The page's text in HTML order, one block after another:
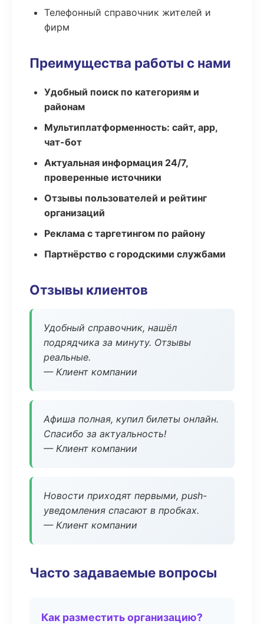
Телефонный справочник жителей и
фирм
Преимущества работы с нами
Удобный поиск по категориям и
районам
Мультиплатформенность: сайт, app,
чат-бот
Актуальная информация 24/7,
проверенные источники
Отзывы пользователей и рейтинг
организаций
Реклама с таргетингом по району
Партнёрство с городскими службами
Отзывы клиентов
Удобный справочник, нашёл
подрядчика за минуту. Отзывы
реальные.
— Клиент компании
Афиша полная, купил билеты онлайн.
Спасибо за актуальность!
— Клиент компании
Новости приходят первыми, push-
уведомления спасают в пробках.
— Клиент компании
Часто задаваемые вопросы
Как разместить организацию?